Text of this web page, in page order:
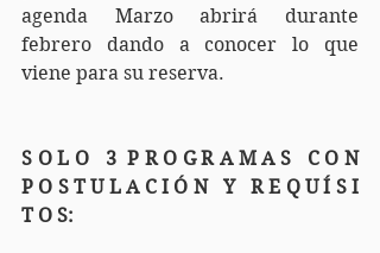
agenda Marzo abrirá durante
febrero dando a conocer lo que
viene para su reserva.
S O L O   3  P R O G R A M A S   C O N
P O S T U L A C I Ó N   Y   R E Q U Í S I
T O S: